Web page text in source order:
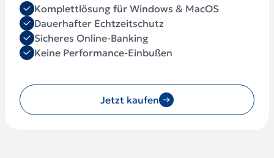
Komplettlösung für Windows & MacOS
Dauerhafter Echtzeitschutz
Sicheres Online-Banking
Keine Performance-Einbußen
Jetzt kaufen